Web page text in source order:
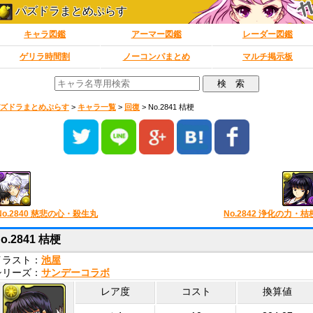
パズドラまとめぷらす
キャラ図鑑 アーマー図鑑 レーダー図鑑
ゲリラ時間割 ノーコンパまとめ マルチ掲示板
ドラまとめぷらす > キャラ一覧 > 回復 > No.2841 桔梗
慈悲の心・殺生丸 No.2842 浄化の力・桔
桔梗
スト： 池屋
ーズ： サンデーコラボ
レア度 コスト 換算値